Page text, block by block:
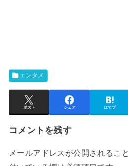
エンタメ
ポスト シェア はてブ
コメントを残す
メールアドレスが公開されるこ